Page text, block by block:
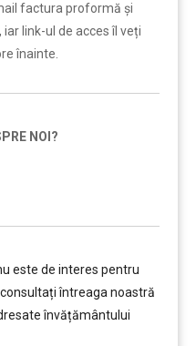
factura proformă și
link-ul de acces îl veți
înainte.
NOI?
este de interes pentru
întreaga noastră
învățământului